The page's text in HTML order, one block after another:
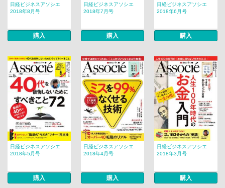
日経ビジネスアソシエ
2018年8月号
購入
日経ビジネスアソシエ
2018年7月号
購入
日経ビジネスアソシエ
2018年6月号
購入
日経ビジネスアソシエ
2018年5月号
購入
日経ビジネスアソシエ
2018年4月号
購入
日経ビジネスアソシエ
2018年3月号
購入